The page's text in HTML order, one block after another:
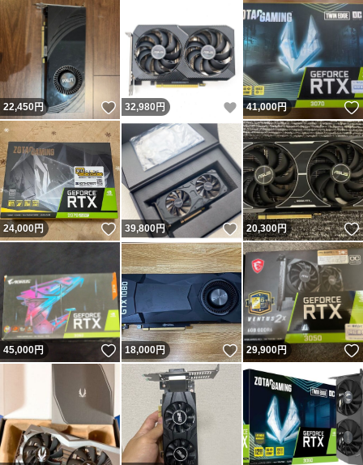
22,450円 いいね！
32,980 円 いいね！
41,000円
24,000円 いいね！
39,800円 いいね！
20,300円
45,000円 いいね！
18,000円 いいね！
29,900円